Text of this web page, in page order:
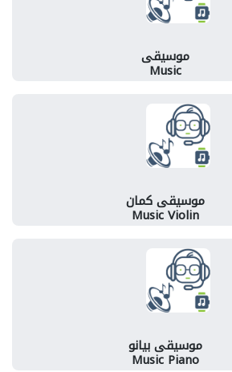
موسيقى
Music
موسيقى كمان
Music Violin
موسيقى بيانو
Music Piano